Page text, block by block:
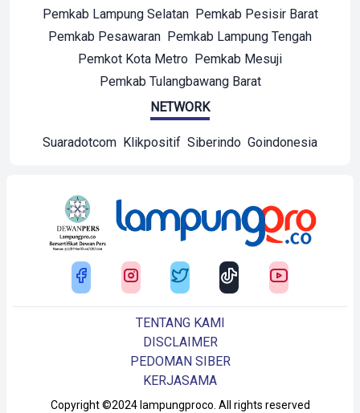
Pemkab Lampung Selatan Pemkab Pesisir Barat
Pemkab Pesawaran Pemkab Lampung Tengah
Pemkot Kota Metro Pemkab Mesuji
Pemkab Tulangbawang Barat
NETWORK
Suaradotcom Klikpositif Siberindo Goindonesia
Copyright ©2024 lampungproco. All rights reserved
TENTANG KAMI
DISCLAIMER
PEDOMAN SIBER
KERJASAMA